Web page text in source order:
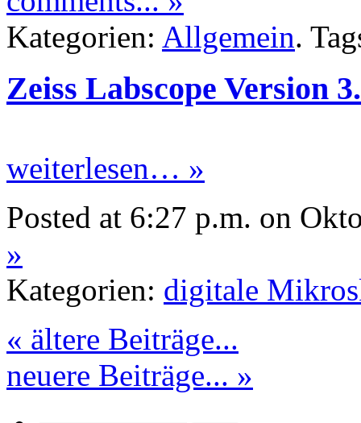
Kategorien: Allgemein.
Zeiss Labscope Version
weiterlesen… »
Posted at 6:27 p.m. on
»
Kategorien: digitale
« ältere Beiträge...
neuere Beiträge... »